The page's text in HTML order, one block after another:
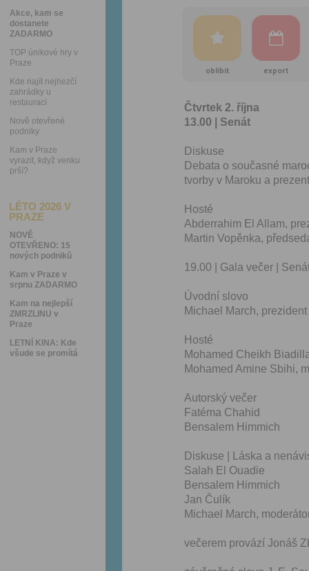
Akce, kam se
dostanete
ZADARMO
TOP únikové hry v
Praze
Kde najít nejhezčí
zahrádky u
restaurací
Nově otevřené
podniky
Kam v Praze
vyrazit, když venku
prší?
LÉTO 2026 V
PRAZE
NOVĚ
OTEVŘENO: 15
nových podniků
Kam v Praze v
srpnu ZADARMO
Kam na nejlepší
ZMRZLINU v
Praze
LETNÍ KINA: Kde
všude se promítá
oblíbit export
Čtvrtek 2. října
13.00 | Senát
Diskuse
Debata o současné
tvorby v Maroku a
Hosté
Abderrahim El Allam,
Martin Vopěnka,
19.00 | Gala večer |
Úvodní slovo
Michael March,
Hosté
Mohamed Cheikh
Mohamed Amine Sbihi,
Autorský večer
Fatéma Chahid
Bensalem Himmich
Diskuse | Láska a
Salah El Ouadie
Bensalem Himmich
Jan Čulík
Michael March,
večerem provází Jonáš